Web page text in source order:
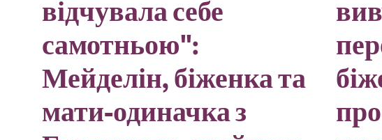
відчувала себе
самотньою":
Мейделін, біженка та
мати-одиначка з